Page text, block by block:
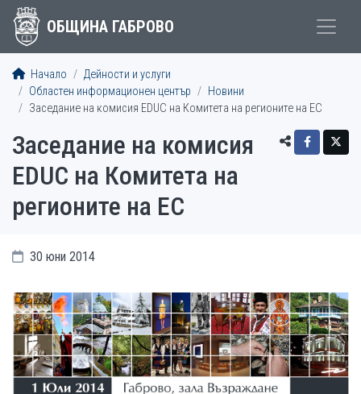
ОБЩИНА ГАБРОВО
Начало
Дейности и услуги
Областен информационен център
Новини
Заседание на комисия EDUC на Комитета на регионите на ЕС
Заседание на комисия
EDUC на Комитета на
регионите на ЕС
30 юни 2014